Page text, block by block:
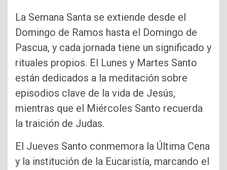
La Semana Santa se extiende desde el
Domingo de Ramos hasta el Domingo de
Pascua, y cada jornada tiene un significado y
rituales propios. El Lunes y Martes Santo
están dedicados a la meditación sobre
episodios clave de la vida de Jesús,
mientras que el Miércoles Santo recuerda
la traición de Judas.
El Jueves Santo conmemora la Última Cena
y la institución de la Eucaristía, marcando el